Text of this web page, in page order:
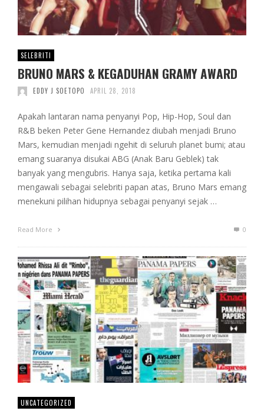
SELEBRITI
BRUNO MARS & KEGADUHAN GRAMY AWARD
EDDY J SOETOPO APRIL 28, 2018
Apakah lantaran nama penyanyi Pop, Hip-Hop, Soul dan
R&B beken Peter Gene Hernandez diubah menjadi Bruno
Mars, kemudian menjadi ngehit di seluruh planet bumi; atau
emang suaranya disukai ABG (Anak Baru Geblek) tak
banyak yang mengubris. Hanya saja, ketika pertama kali
mengawali sebagai selebriti papan atas, Bruno Mars emang
menekuni pilihan hidupnya sebagai penyanyi sejak …
Read More 0
UNCATEGORIZED